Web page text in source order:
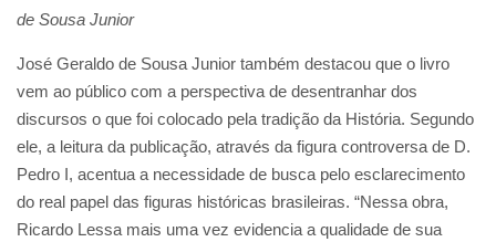
de Sousa Junior
José Geraldo de Sousa Junior também destacou que o livro
vem ao público com a perspectiva de desentranhar dos
discursos o que foi colocado pela tradição da História. Segundo
ele, a leitura da publicação, através da figura controversa de D.
Pedro I, acentua a necessidade de busca pelo esclarecimento
do real papel das figuras históricas brasileiras. “Nessa obra,
Ricardo Lessa mais uma vez evidencia a qualidade de sua